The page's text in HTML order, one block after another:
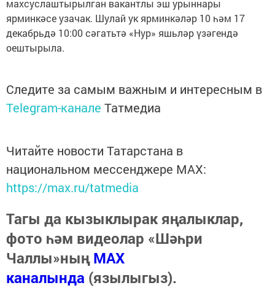
махсуслаштырылган вакантлы эш урыннары
ярминкәсе узачак. Шулай ук ярминкәләр 10 һәм 17
декабрьдә 10:00 сәгатьтә «Нур» яшьләр үзәгендә
оештырыла.
Следите за самым важным и интересным в
Telegram-канале Татмедиа
Читайте новости Татарстана в
национальном мессенджере MАХ:
https://max.ru/tatmedia
Тагы да кызыклырак яңалыклар,
фото һәм видеолар «Шәһри
Чаллы»ныңMAX
каналында (язылыгыз).